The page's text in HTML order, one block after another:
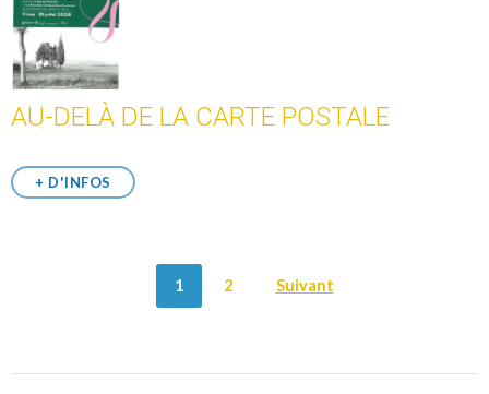
AU-DELÀ DE LA CARTE POSTALE
+ D'INFOS
1 2 Suivant